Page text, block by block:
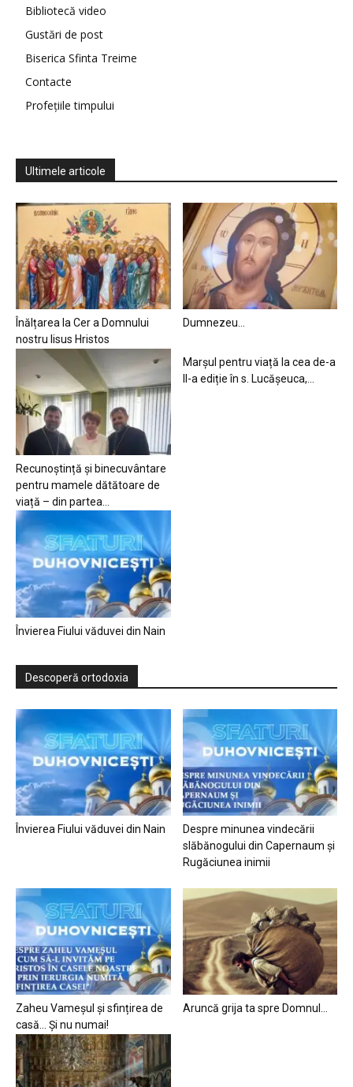
Bibliotecă video
Gustări de post
Biserica Sfinta Treime
Contacte
Profețiile timpului
Ultimele articole
Înălțarea la Cer a Domnului
nostru Iisus Hristos
Dumnezeu…
Recunoștință și binecuvântare
pentru mamele dătătoare de
viață – din partea...
Marșul pentru viață la cea de-a
II-a ediție în s. Lucășeuca,...
Învierea Fiului văduvei din Nain
Descoperă ortodoxia
Învierea Fiului văduvei din Nain
Despre minunea vindecării
slăbănogului din Capernaum și
Rugăciunea inimii
Zaheu Vameșul și sfințirea de
casă… Și nu numai!
Aruncă grija ta spre Domnul…